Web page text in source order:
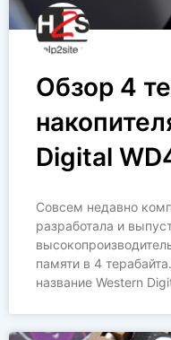
Обзор 4
Digital
Совсем недавно
разработала и
памяти в 4
название Western